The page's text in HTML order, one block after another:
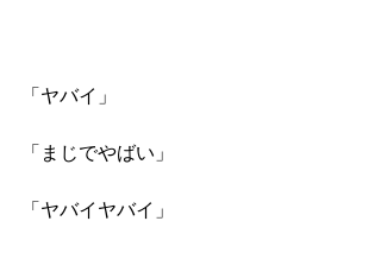
「ヤバイ」
「まじでやばい」
「ヤバイヤバイ」